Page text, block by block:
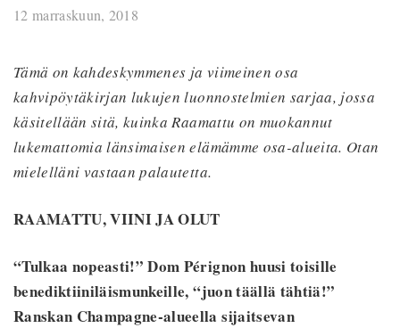
12 marraskuun, 2018
Tämä on kahdeskymmenes ja viimeinen osa
kahvipöytäkirjan lukujen luonnostelmien sarjaa, jossa
käsitellään sitä, kuinka Raamattu on muokannut
lukemattomia länsimaisen elämämme osa-alueita. Otan
mielelläni vastaan palautetta.
RAAMATTU, VIINI JA OLUT
“Tulkaa nopeasti!” Dom Pérignon huusi toisille
benediktiiniläismunkeille, “juon täällä tähtiä!”
Ranskan Champagne-alueella sijaitsevan